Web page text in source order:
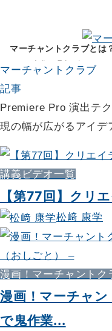
マーチャントクラブとは
文化と理念を知る
マーチャントクラブ
記事
Premiere Pro 演出テ
現の幅が広がるアイデ
講義ビデオ一覧
【第77回】クリ
松﨑 康学
漫画！マーチャントク
漫画！マーチャ
で鬼作業...